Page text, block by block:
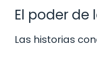
El poder de
Las historias